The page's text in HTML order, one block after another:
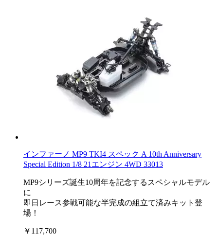
インファーノ MP9 TKI4 スペック A 10th Anniversary
Special Edition 1/8 21エンジン 4WD 33013
MP9シリーズ誕生10周年を記念するスペシャルモデル
に
即日レース参戦可能な半完成の組立て済みキット登
場！
￥117,700